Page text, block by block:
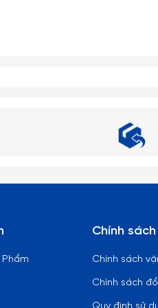
các thiết bị có nhiệt độ cao.
kỳ, giúp ly cốc thủy tinh luôn
Phẩm
Chính sách
Chính sách
Chính sách